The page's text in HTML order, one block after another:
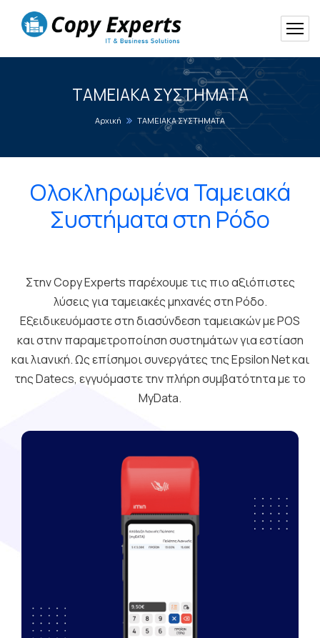
ΤΑΜΕΙΑΚΑ ΣΥΣΤΗΜΑΤΑ
Αρχική ΤΑΜΕΙΑΚΑ ΣΥΣΤΗΜΑΤΑ
Ολοκληρωμένα Ταμειακά
Συστήματα στη Ρόδο
Στην Copy Experts παρέχουμε τις πιο αξιόπιστες
λύσεις για ταμειακές μηχανές στη Ρόδο.
Εξειδικευόμαστε στη διασύνδεση ταμειακών με POS
και στην παραμετροποίηση συστημάτων για εστίαση
και λιανική. Ως επίσημοι συνεργάτες της Epsilon Net και
της Datecs, εγγυόμαστε την πλήρη συμβατότητα με το
MyData.